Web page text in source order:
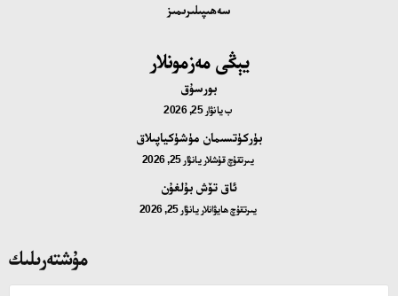
سەھىپىلىرىمىز
يېڭى مەزمونلار
بورسۇق
بيانۋار 25, 2026
بۈركۈتسىمان مۈشۈكياپىلاق
يىرتقۇچ قۇشلار يانۋار 25, 2026
ئاق تۆش بۇلغۇن
يىرتقۇچ ھايۋانلار يانۋار 25, 2026
مۇشتەرىلىك